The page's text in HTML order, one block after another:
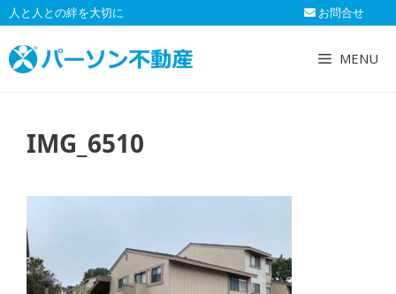
コ
ン
テ
ン
人と人との絆を大切に お問合せ
MENU
IMG_6510